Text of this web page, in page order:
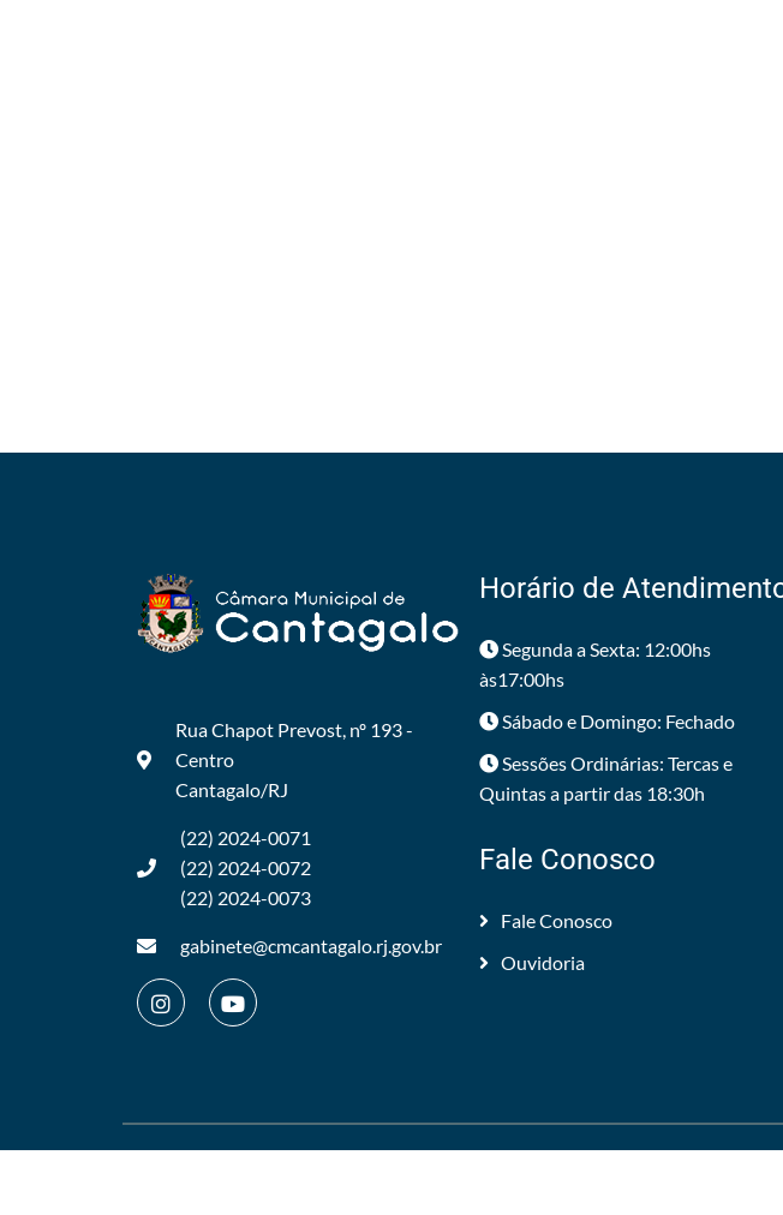
Rua Chapot Prevost, nº 193 -
Centro
Cantagalo/RJ
(22) 2024-0071
(22) 2024-0072
(22) 2024-0073
gabinete@cmcantagalo.rj.gov.br
Horário de
Segunda a Sexta: 12:00hs
às17:00hs
Sábado e Domingo: Fechado
Sessões Ordinárias: Tercas e
Quintas a partir das 18:30h
Fale Conosco
Fale Conosco
Ouvidoria